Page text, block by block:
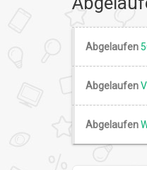
Abgelaufen
Abgelaufen
Abgelaufen